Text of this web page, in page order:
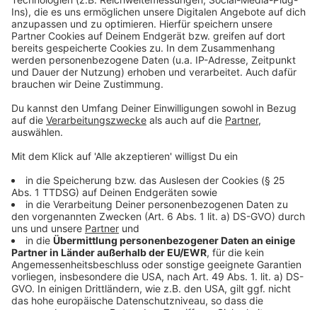
Mehr Informationen
Akzeptieren
powered byUsercentrics Consent
Management Platform
Spionin Rachel ist eine tickende Zeitbombe! Welches
Spiel spielt sie und ist sie wirklich außer Kontrolle
geraten?
Anzeige
©Copyright Kolja Brandt
Ist die Liebe Rachels zu ihrer Zielperson Farhad echt?
Anzeige
©Copyright Kolja Brandt
Welche brisanten Informationen hat Rachel?
Anzeige